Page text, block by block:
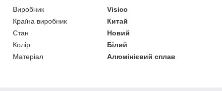
Виробник
Visico
Країна виробник
Китай
Стан
Новий
Колір
Білий
Матеріал
Алюмінієвий сплав